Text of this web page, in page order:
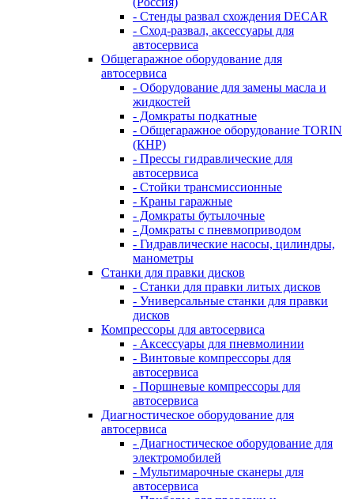
- Стенды развал схождения DECAR
- Сход-развал, аксессуары для
автосервиса
Общегаражное оборудование для
автосервиса
- Оборудование для замены масла и
жидкостей
- Домкраты подкатные
- Общегаражное оборудование TORIN
(КНР)
- Прессы гидравлические для
автосервиса
- Стойки трансмиссионные
- Краны гаражные
- Домкраты бутылочные
- Домкраты с пневмоприводом
- Гидравлические насосы, цилиндры,
манометры
Станки для правки дисков
- Станки для правки литых дисков
- Универсальные станки для правки
дисков
Компрессоры для автосервиса
- Аксессуары для пневмолинии
- Винтовые компрессоры для
автосервиса
- Поршневые компрессоры для
автосервиса
Диагностическое оборудование для
автосервиса
- Диагностическое оборудование для
электромобилей
- Мультимарочные сканеры для
автосервиса